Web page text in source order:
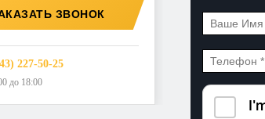
ЗВОНОК
227-50-25
до 18:00